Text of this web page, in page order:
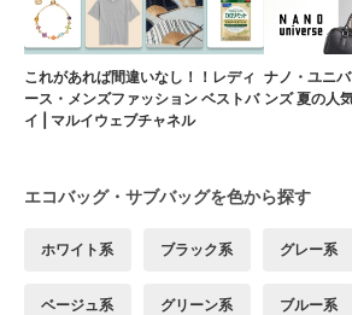
これがあれば間違いなし！！レディ
ース・メンズファッション ベストバ
イ | マルイウェブチャネル
ナノ・ユニ
ンズ 夏の人
エコバッグ・サブバッグを色から探す
ホワイト系 ブラック系 グレー系
ベージュ系 グリーン系 ブルー系